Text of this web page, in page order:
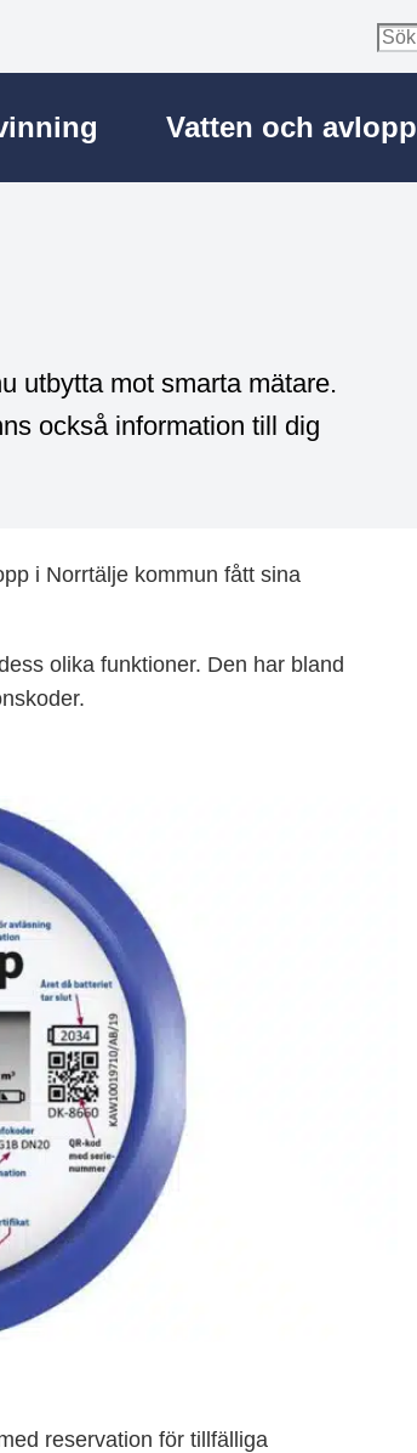
Vatten och avlopp
utbytta mot smarta mätare.
också information till dig
i Norrtälje kommun fått sina
olika funktioner. Den har bland
reservation för tillfälliga